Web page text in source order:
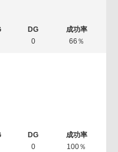
0 66％
0 100％